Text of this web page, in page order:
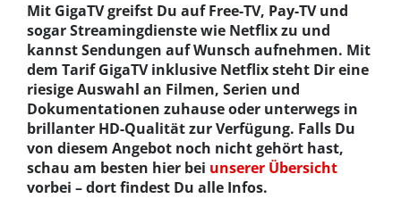
Mit GigaTV greifst Du auf Free-TV, Pay-TV und
sogar Streamingdienste wie Netflix zu und
kannst Sendungen auf Wunsch aufnehmen. Mit
dem Tarif GigaTV inklusive Netflix steht Dir eine
riesige Auswahl an Filmen, Serien und
Dokumentationen zuhause oder unterwegs in
brillanter HD-Qualität zur Verfügung. Falls Du
von diesem Angebot noch nicht gehört hast,
schau am besten hier bei unserer Übersicht
vorbei – dort findest Du alle Infos.